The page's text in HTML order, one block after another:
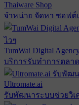
Thaiware Shop
จำหน่าย จัดหา ซอฟ
TumWai Digital
บริการรับทำการตลา
Ultromate.ai
รับพัฒนาระบบช่วยวิเ